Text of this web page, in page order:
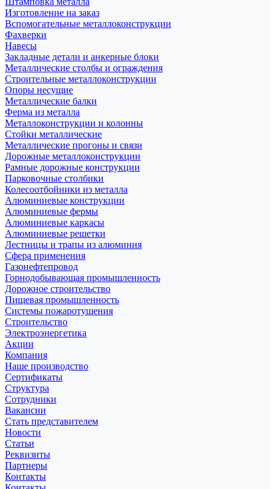
Изготовление на заказ
Вспомогательные металлоконструкции
Фахверки
Навесы
Закладные детали и анкерные блоки
Металлические столбы и ограждения
Строительные металлоконструкции
Опоры несущие
Металлические балки
Ферма из металла
Металлоконструкции и колонны
Стойки металлические
Металлические прогоны и связи
Дорожные металлоконструкции
Рамные дорожные конструкции
Парковочные столбики
Колесоотбойники из металла
Алюминиевые конструкции
Алюминиевые фермы
Алюминиевые каркасы
Алюминиевые решетки
Лестницы и трапы из алюминия
Сфера применения
Газонефтепровод
Горнодобывающая промышленность
Дорожное строительство
Пищевая промышленность
Системы пожаротушения
Строительство
Электроэнергетика
Акции
Компания
Наше производство
Сертификаты
Структура
Сотрудники
Вакансии
Стать представителем
Новости
Статьи
Реквизиты
Партнеры
Контакты